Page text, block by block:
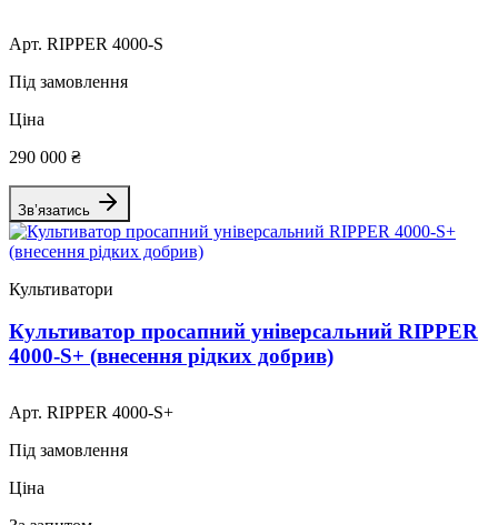
Арт. RIPPER 4000-S
Під замовлення
Ціна
290 000 ₴
Зв’язатись
Культиватори
Культиватор просапний універсальний RIPPER
4000-S+ (внесення рідких добрив)
Арт. RIPPER 4000-S+
Під замовлення
Ціна